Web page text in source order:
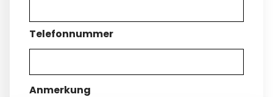
Telefonnummer
Anmerkung